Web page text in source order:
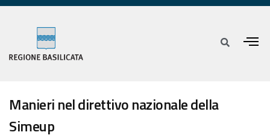
Manieri nel direttivo nazionale della
Simeup